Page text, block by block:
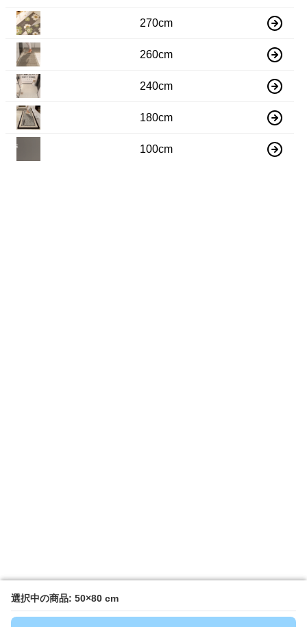
選択中の商品: 50×80 cm
選択中の商品: 50×80 cm
270cm
260cm
240cm
180cm
100cm